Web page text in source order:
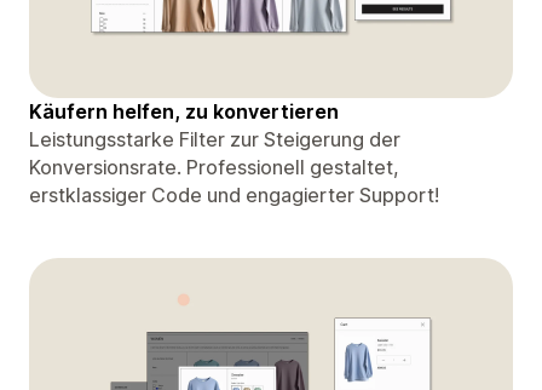
Käufern helfen, zu konvertieren
Leistungsstarke Filter zur Steigerung der
Konversionsrate. Professionell gestaltet,
erstklassiger Code und engagierter Support!